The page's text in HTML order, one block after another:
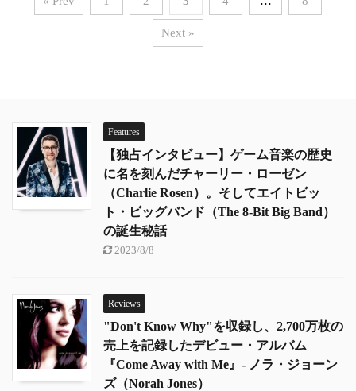
Next »
Features
【独占インタビュー】ゲーム音楽の歴史
に名を刻んだチャーリー・ローゼン
（Charlie Rosen）。そしてエイトビッ
ト・ビッグバンド（The 8-Bit Big Band）
の誕生秘話
2023/8/8
Reviews
"Don't Know Why"を収録し、2,700万枚の
売上を記録したデビュー・アルバム
『Come Away with Me』- ノラ・ジョーン
ズ（Norah Jones）